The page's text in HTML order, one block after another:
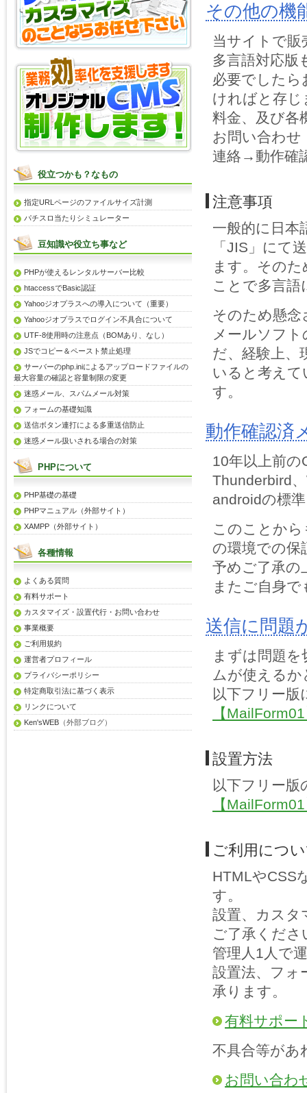
その他の機
当サイトで販
多言語対応版
必要でしたら
ければと存じ
料金、及び各
お問い合わ
連絡→動作確
注意事項
一般的に日本
「JIS」にて
ます。その
ことで多言語
そのため懸
メールソフ
だ、経験上、
いると考え
す。
動作確認済
10年以上前
Thunderbird
androidの標
このことか
の環境での
予めご了承の
またご自身
送信に問題
まずは問題
ムが使えるか
以下フリー版
【
設置方法
以下フリー版
【
ご利用につ
HTMLやCSS
す。
設置、カスタ
ご了承くださ
管理人1人で
設置法、フォ
承ります。
有料サポー
不具合等があ
お問い合わ
役立つかも？なもの
指定URLページのファイルサイズ計測
パチスロ当たりシミュレーター
豆知識や役立ち事など
PHPが使えるレンタルサーバー比較
htaccessでBasic認証
Yahooジオプラスへの導入について（重要）
Yahooジオプラスでログイン不具合について
UTF-8使用時の注意点（BOMあり、なし）
JSでコピー＆ペースト禁止処理
サーバーのphp.iniによるアップロードファイルの
最大容量の確認と容量制限の変更
迷惑メール、スパムメール対策
フォームの基礎知識
送信ボタン連打による多重送信防止
迷惑メール扱いされる場合の対策
PHPについて
PHP基礎の基礎
PHPマニュアル（外部サイト）
XAMPP（外部サイト）
各種情報
よくある質問
有料サポート
カスタマイズ・設置代行・お問い合わせ
事業概要
ご利用規約
運営者プロフィール
プライバシーポリシー
特定商取引法に基づく表示
リンクについて
Ken'sWEB （外部ブログ）